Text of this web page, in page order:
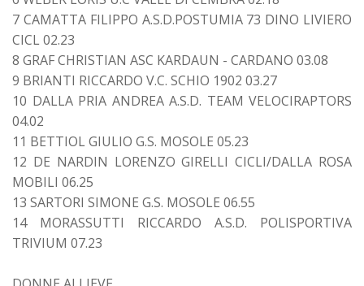
7 CAMATTA FILIPPO A.S.D.POSTUMIA 73 DINO LIVIERO
CICL 02.23
8 GRAF CHRISTIAN ASC KARDAUN - CARDANO 03.08
9 BRIANTI RICCARDO V.C. SCHIO 1902 03.27
10 DALLA PRIA ANDREA A.S.D. TEAM VELOCIRAPTORS
04.02
11 BETTIOL GIULIO G.S. MOSOLE 05.23
12 DE NARDIN LORENZO GIRELLI CICLI/DALLA ROSA
MOBILI 06.25
13 SARTORI SIMONE G.S. MOSOLE 06.55
14 MORASSUTTI RICCARDO A.S.D. POLISPORTIVA
TRIVIUM 07.23